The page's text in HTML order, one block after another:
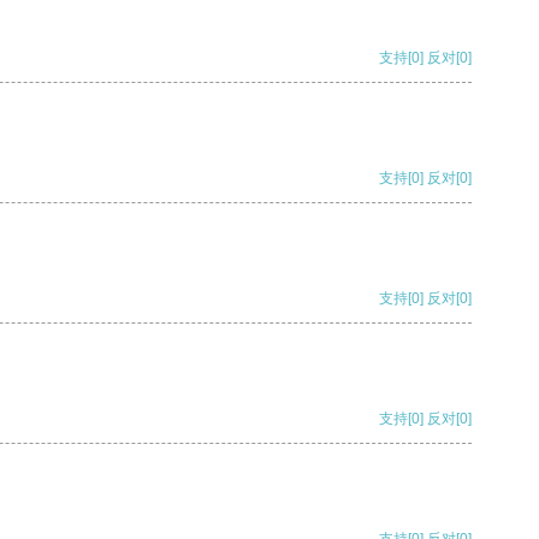
支持[0] 反对[0]
支持[0] 反对[0]
支持[0] 反对[0]
支持[0] 反对[0]